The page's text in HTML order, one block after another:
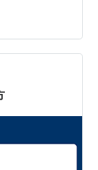
だから安心
ってもん
他人の悪口や
めて割り切
世襲制って